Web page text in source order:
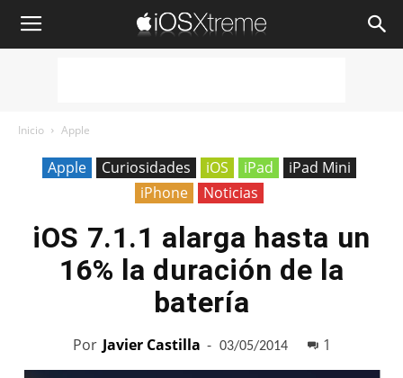
iOSXtreme
Inicio Apple
Apple Curiosidades iOS iPad
iPad Mini
iPhone
Noticias
iOS 7.1.1 alarga hasta un
16% la duración de la
batería
Por Javier Castilla - 03/05/2014 1